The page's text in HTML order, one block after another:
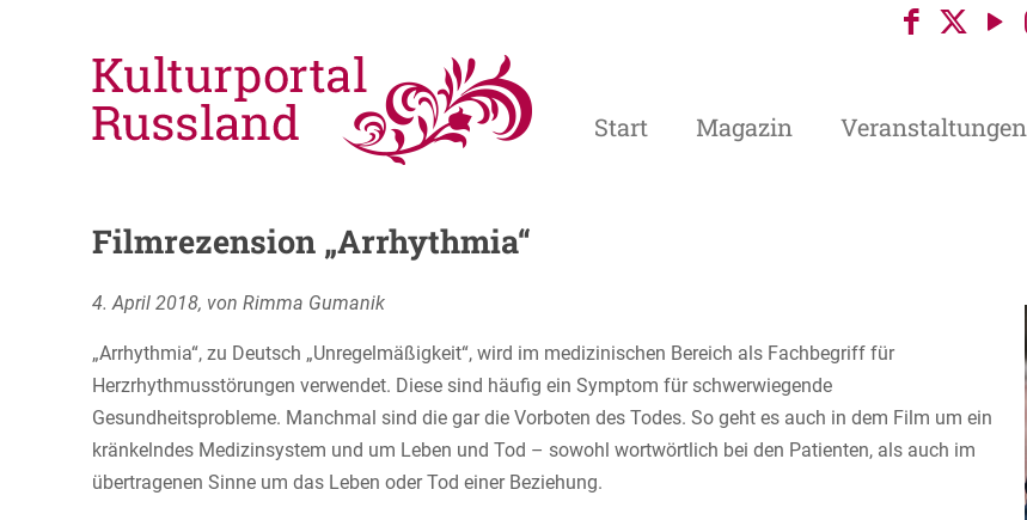
Start Magazin Veranstaltungen
Filmrezension „Arrhythmia“
4. April 2018, von Rimma Gumanik
„Arrhythmia“, zu Deutsch „Unregelmäßigkeit“, wird im medizinischen Bereich als Fachbegriff für
Herzrhythmusstörungen verwendet. Diese sind häufig ein Symptom für schwerwiegende
Gesundheitsprobleme. Manchmal sind die gar die Vorboten des Todes. So geht es auch in dem Film um ein
kränkelndes Medizinsystem und um Leben und Tod – sowohl wortwörtlich bei den Patienten, als auch im
übertragenen Sinne um das Leben oder Tod einer Beziehung.